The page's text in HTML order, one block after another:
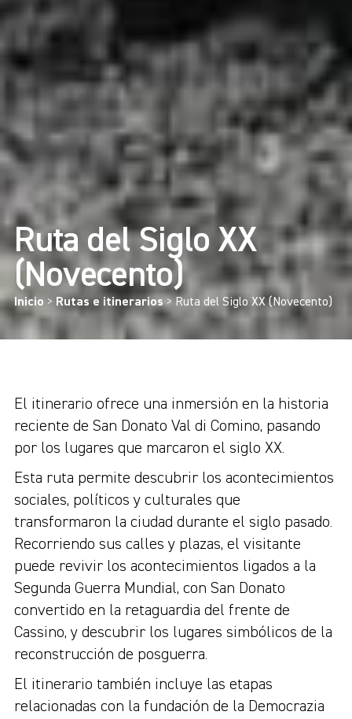
Ruta del Siglo XX
(Novecento)
Inicio > Rutas e itinerarios > Ruta del Siglo XX (Novecento)
El itinerario ofrece una inmersión en la historia
reciente de San Donato Val di Comino, pasando
por los lugares que marcaron el siglo XX.
Esta ruta permite descubrir los acontecimientos
sociales, políticos y culturales que
transformaron la ciudad durante el siglo pasado.
Recorriendo sus calles y plazas, el visitante
puede revivir los acontecimientos ligados a la
Segunda Guerra Mundial, con San Donato
convertido en la retaguardia del frente de
Cassino, y descubrir los lugares simbólicos de la
reconstrucción de posguerra.
El itinerario también incluye las etapas
relacionadas con la fundación de la Democrazia